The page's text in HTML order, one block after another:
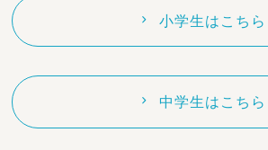
小学生はこちら
中学生はこちら